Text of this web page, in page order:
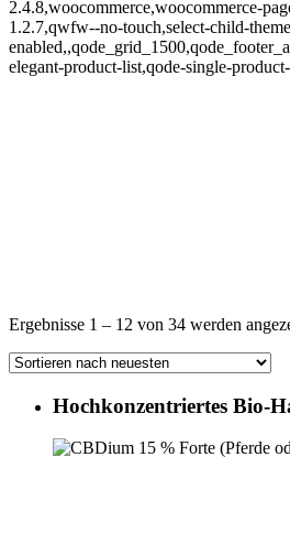
2.4.8,woocommerce,woocommerce-
1.2.7,qwfw--no-touch,select-child-
elegant-product-list,qode-single-
Ergebnisse 1 – 12 von 34 werden
Hochkonzentriertes Bio-